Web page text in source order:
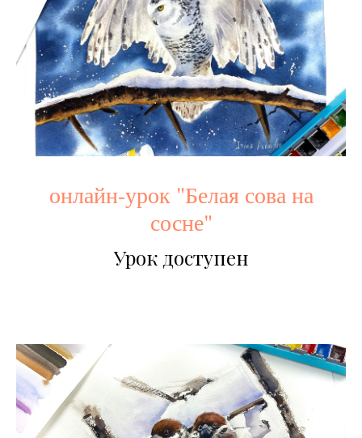
онлайн-урок "Белая сова на
сосне"
Урок доступен